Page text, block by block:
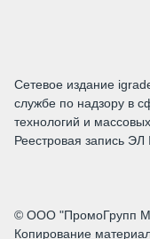
Сетевое издание
службе по надзору в
технологий и
Реестровая запись
© ООО "ПромоГрупп
Копирование